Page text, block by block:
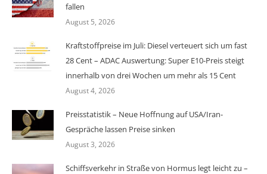
fallen
August 5, 2026
Kraftstoffpreise im Juli: Diesel verteuert sich um fast
28 Cent – ADAC Auswertung: Super E10-Preis steigt
innerhalb von drei Wochen um mehr als 15 Cent
August 4, 2026
Preisstatistik – Neue Hoffnung auf USA/Iran-
Gespräche lassen Preise sinken
August 3, 2026
Schiffsverkehr in Straße von Hormus legt leicht zu –